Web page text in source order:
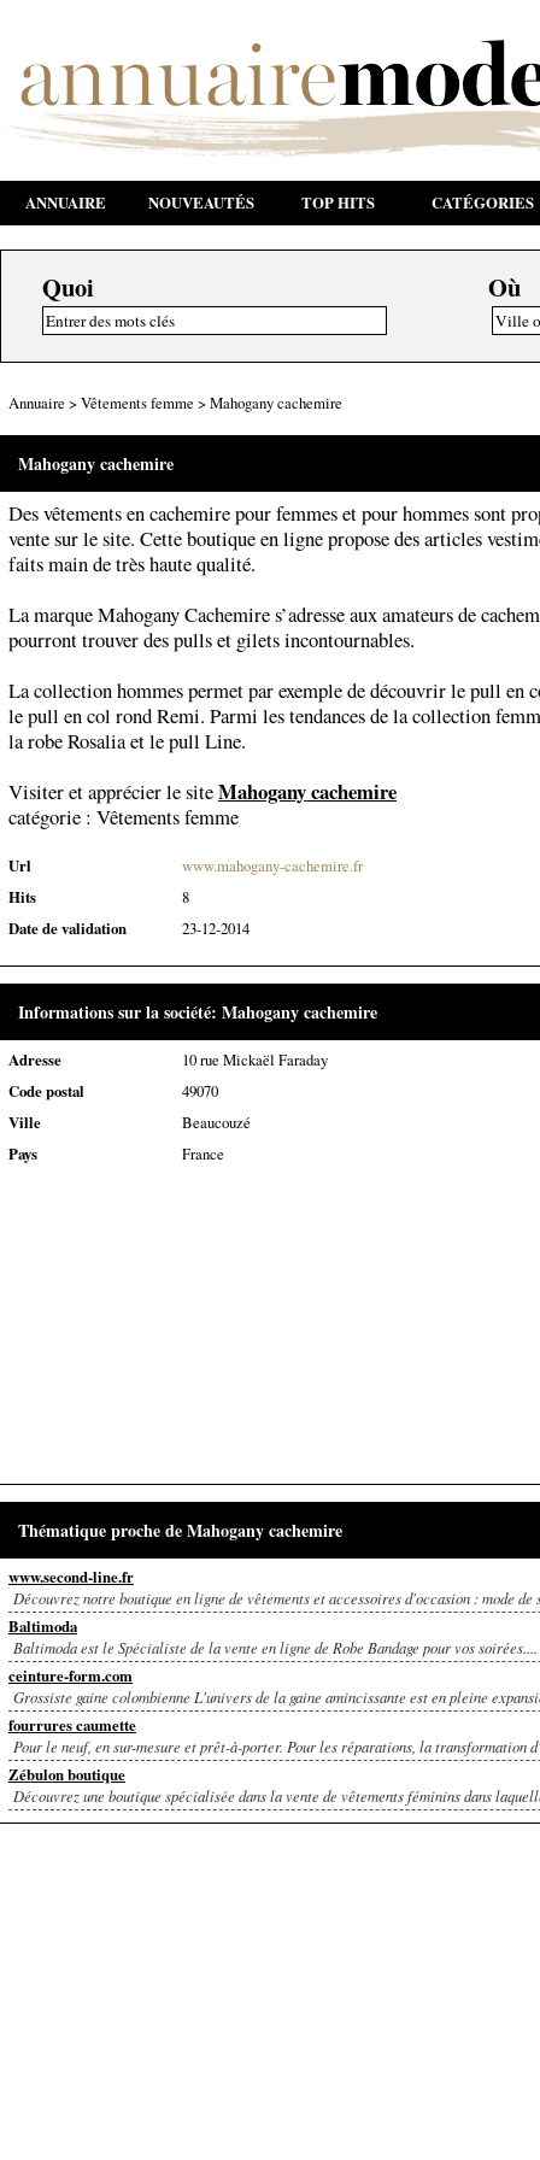
ANNUAIRE NOUVEAUTÉS TOP HITS CATÉGORIES
Quoi Où
Annuaire > Vêtements femme > Mahogany cachemire
Mahogany cachemire
Des vêtements en cachemire pour femmes et pour hommes sont
vente sur le site. Cette boutique en ligne propose des articles
faits main de très haute qualité.
La marque Mahogany Cachemire s’adresse aux amateurs de
pourront trouver des pulls et gilets incontournables.
La collection hommes permet par exemple de découvrir le pull en
le pull en col rond Remi. Parmi les tendances de la collection
la robe Rosalia et le pull Line.
Visiter et apprécier le siteMahogany cachemire
catégorie : Vêtements femme
Url
www.mahogany-cachemire.fr
Hits
8
Date de validation
23-12-2014
Informations sur la société: Mahogany cachemire
Adresse
10 rue Mickaël Faraday
Code postal
49070
Ville
Beaucouzé
Pays
France
Thématique proche de Mahogany cachemire
www.second-line.fr
Découvrez notre boutique en ligne de vêtements et accessoires d'occasion : mode de
Baltimoda
Baltimoda est le Spécialiste de la vente en ligne de Robe Bandage pour vos soirées....
ceinture-form.com
Grossiste gaine colombienne L'univers de la gaine amincissante est en pleine
fourrures caumette
Pour le neuf, en sur-mesure et prêt-à-porter. Pour les réparations, la transformation
Zébulon boutique
Découvrez une boutique spécialisée dans la vente de vêtements féminins dans